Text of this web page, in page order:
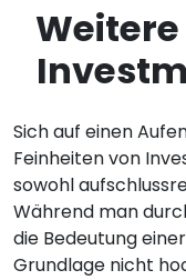
Sich auf einen
Feinheiten von
sowohl
Während man
die Bedeutung
Grundlage nicht